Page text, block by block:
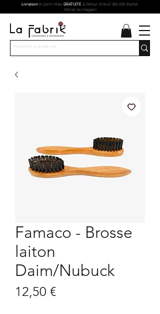
Livraisonen point relais GRATUITE& Retour Gratuit dès 60€ d'achat.
Retrait en magasin
Famaco - Brosse
laiton
Daim/Nubuck
12,50 €Prix